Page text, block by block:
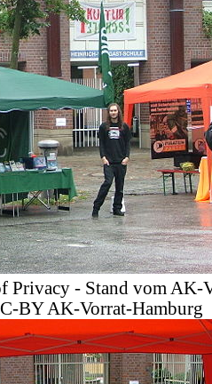
Privacy - Stand vom AK-
BY AK-Vorrat-Hamburg